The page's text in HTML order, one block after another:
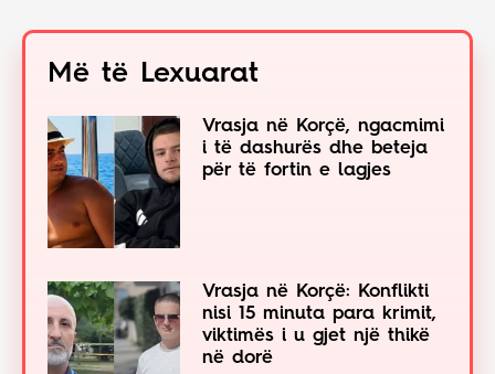
Më të Lexuarat
Vrasja në Korçë, ngacmimi
i të dashurës dhe beteja
për të fortin e lagjes
Vrasja në Korçë: Konflikti
nisi 15 minuta para krimit,
viktimës i u gjet një thikë
në dorë